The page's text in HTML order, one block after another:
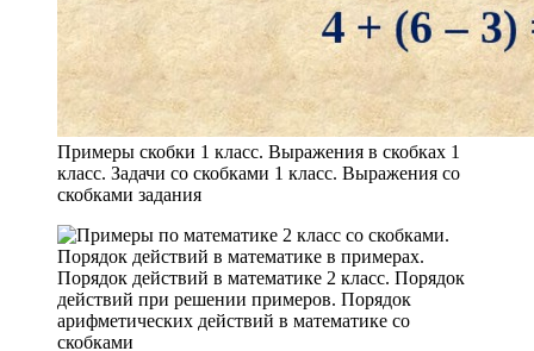
Примеры скобки 1 класс. Выражения в скобках 1
класс. Задачи со скобками 1 класс. Выражения со
скобками задания